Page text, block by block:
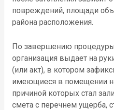
повреждений, площади
района расположения.
По завершению
организация выдает на
(или акт), в котором
имеющиеся в помещении
причиной которых стал
сметас перечнем ущерба,